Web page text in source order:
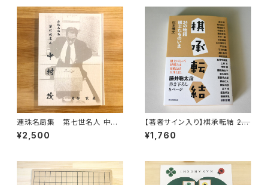
連珠名局集 第七世名人 中村
茂
¥2,500
【著者サイン入り】棋承転結 ――24
の物語 棋士たちのいま
¥1,760